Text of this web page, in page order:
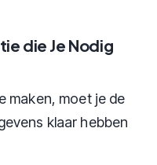
die Je Nodig
maken, moet je de
klaar hebben